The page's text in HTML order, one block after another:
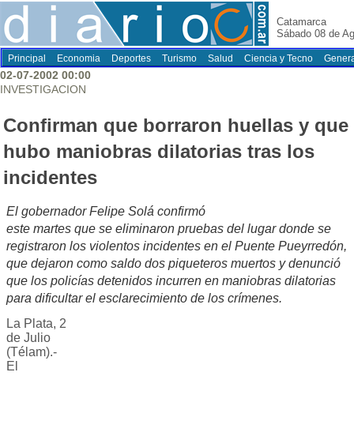
Catamarca
Sábado 08 de
Principal Economia Deportes Turismo Salud Ciencia y Tecno
02-07-2002 00:00
INVESTIGACION
Confirman que borraron huellas y que
hubo maniobras dilatorias tras los
incidentes
El gobernador Felipe Solá confirmó
este martes que se eliminaron pruebas del lugar donde se
registraron los violentos incidentes en el Puente Pueyrredón,
que dejaron como saldo dos piqueteros muertos y denunció
que los policías detenidos incurren en maniobras dilatorias
para dificultar el esclarecimiento de los crímenes.
La Plata, 2
de Julio
(Télam).-
El